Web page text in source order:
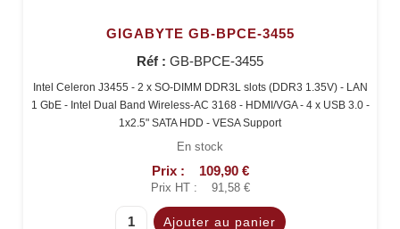
GIGABYTE GB-BPCE-3455
Réf : GB-BPCE-3455
Intel Celeron J3455 - 2 x SO-DIMM DDR3L slots (DDR3 1.35V) - LAN
1 GbE - Intel Dual Band Wireless-AC 3168 - HDMI/VGA - 4 x USB 3.0 -
1x2.5" SATA HDD - VESA Support
En stock
Prix : 109,90 €
Prix HT : 91,58 €